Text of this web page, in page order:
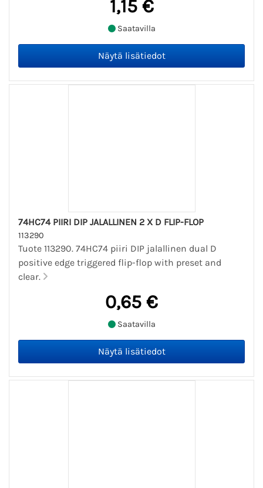
1,15 €
Saatavilla
74HC74 PIIRI DIP JALALLINEN 2 X D FLIP-FLOP
113290
Tuote 113290. 74HC74 piiri DIP jalallinen dual D
positive edge triggered flip-flop with preset and
clear.
0,65 €
Saatavilla